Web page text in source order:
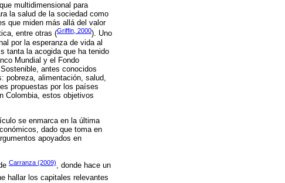
multidimensional para
la salud de la sociedad como
que miden más allá del valor
entre otras (Griffin, 2000). Uno
por la esperanza de vida al
tanta la acogida que ha tenido
Mundial y el Fondo
antes conocidos
pobreza, alimentación, salud,
propuestas por los países
Colombia, estos objetivos
se enmarca en la última
dado que toma en
apoyados en
Carranza (2009), donde hace un
hallar los capitales relevantes